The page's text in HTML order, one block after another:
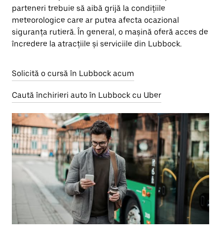
parteneri trebuie să aibă grijă la condițiile
meteorologice care ar putea afecta ocazional
siguranța rutieră. În general, o mașină oferă acces de
încredere la atracțiile și serviciile din Lubbock.
Solicită o cursă în Lubbock acum
Caută închirieri auto în Lubbock cu Uber